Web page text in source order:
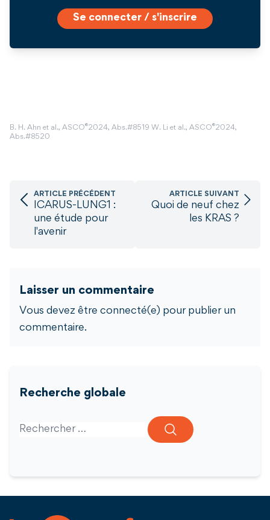
Se connecter / s'inscrire
B. H. Ahn et al., ASCO®2024, Abs.#8519 W. Li et al., ASCO®2024,
Abs.#8520
ARTICLE PRÉCÉDENT
ICARUS-LUNG1 :
une étude pour
l'avenir
ARTICLE SUIVANT
Quoi de neuf chez
les KRAS ?
Laisser un commentaire
Vous devez être connecté(e) pour publier un
commentaire.
Recherche globale
Search for: